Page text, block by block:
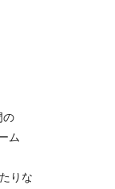
の
ム
りな